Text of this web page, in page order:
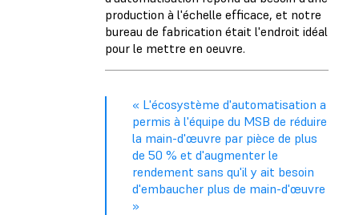
production à l'échelle efficace, et notre
bureau de fabrication était l'endroit idéal
pour le mettre en oeuvre.
« L'écosystème d'automatisation a
permis à l'équipe du MSB de réduire
la main-d'œuvre par pièce de plus
de 50 % et d'augmenter le
rendement sans qu'il y ait besoin
d'embaucher plus de main-d'œuvre
»